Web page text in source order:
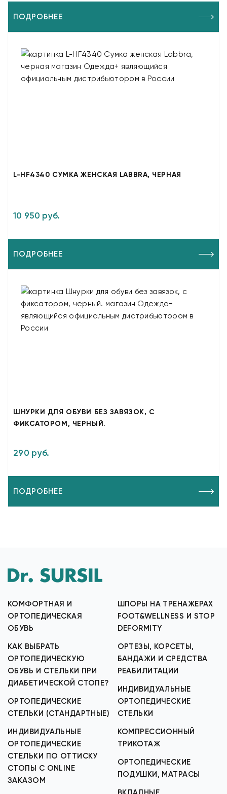
ПОДРОБНЕЕ
L-HF4340 СУМКА ЖЕНСКАЯ LABBRA, ЧЕРНАЯ
10 950 руб.
ПОДРОБНЕЕ
ШНУРКИ ДЛЯ ОБУВИ БЕЗ ЗАВЯЗОК, С
ФИКСАТОРОМ, ЧЕРНЫЙ.
290 руб.
ПОДРОБНЕЕ
КОМФОРТНАЯ И
ОРТОПЕДИЧЕСКАЯ
ОБУВЬ
КАК ВЫБРАТЬ
ОРТОПЕДИЧЕСКУЮ
ОБУВЬ И СТЕЛЬКИ ПРИ
ДИАБЕТИЧЕСКОЙ СТОПЕ?
ОРТОПЕДИЧЕСКИЕ
СТЕЛЬКИ (СТАНДАРТНЫЕ)
ИНДИВИДУАЛЬНЫЕ
ОРТОПЕДИЧЕСКИЕ
СТЕЛЬКИ ПО ОТТИСКУ
СТОПЫ С ONLINE
ЗАКАЗОМ
ШПОРЫ НА ТРЕНАЖЕРАХ
FOOT&WELLNESS И STOP
DEFORMITY
ОРТЕЗЫ, КОРСЕТЫ,
БАНДАЖИ И СРЕДСТВА
РЕАБИЛИТАЦИИ
ИНДИВИДУАЛЬНЫЕ
ОРТОПЕДИЧЕСКИЕ
СТЕЛЬКИ
КОМПРЕССИОННЫЙ
ТРИКОТАЖ
ОРТОПЕДИЧЕСКИЕ
ПОДУШКИ, МАТРАСЫ